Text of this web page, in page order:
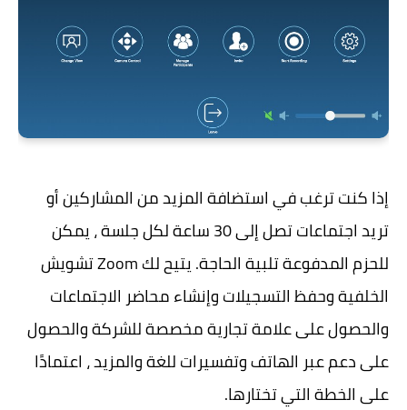
إذا كنت ترغب في استضافة المزيد من المشاركين أو
تريد اجتماعات تصل إلى 30 ساعة لكل جلسة ، يمكن
للحزم المدفوعة تلبية الحاجة. يتيح لك Zoom تشويش
الخلفية وحفظ التسجيلات وإنشاء محاضر الاجتماعات
والحصول على علامة تجارية مخصصة للشركة والحصول
على دعم عبر الهاتف وتفسيرات للغة والمزيد ، اعتمادًا
على الخطة التي تختارها.